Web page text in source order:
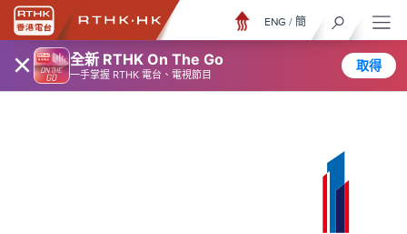
× 全新 RTHK On The Go
一手掌握 RTHK 電台、電視節目
取得
ENG / 簡